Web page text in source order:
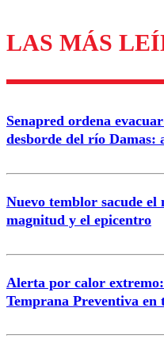
Los comentarios son
Correo
LAS MÁS
Senapred ordena
desborde del río Damas:
Nuevo temblor sacude
magnitud y el epicentro
Alerta por calor
Temprana Preventiva en